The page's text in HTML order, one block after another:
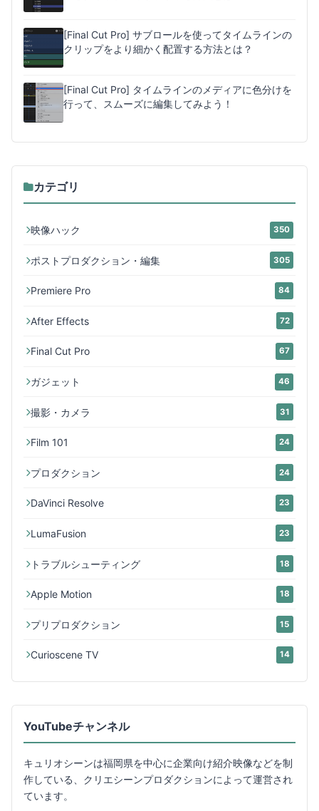
[Final Cut Pro] サブロールを使ってタイムラインの
クリップをより細かく配置する方法とは？
[Final Cut Pro] タイムラインのメディアに色分けを
行って、スムーズに編集してみよう！
カテゴリ
映像ハック 350
ポストプロダクション・編集 305
Premiere Pro 84
After Effects 72
Final Cut Pro 67
ガジェット 46
撮影・カメラ 31
Film 101 24
プロダクション 24
DaVinci Resolve 23
LumaFusion 23
トラブルシューティング 18
Apple Motion 18
プリプロダクション 15
Curioscene TV 14
YouTubeチャンネル
キュリオシーンは福岡県を中心に企業向け紹介映像などを制
作している、クリエシーンプロダクションによって運営され
ています。